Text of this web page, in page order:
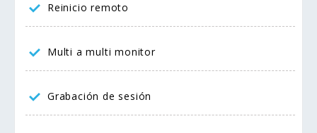
Reinicio remoto
Multi a multi monitor
Grabación de sesión